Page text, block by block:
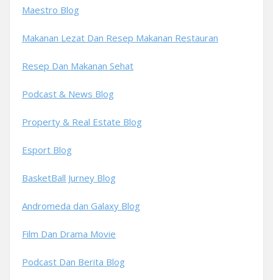
Maestro Blog
Makanan Lezat Dan Resep Makanan Restauran
Resep Dan Makanan Sehat
Podcast & News Blog
Property & Real Estate Blog
Esport Blog
BasketBall Jurney Blog
Andromeda dan Galaxy Blog
Film Dan Drama Movie
Podcast Dan Berita Blog